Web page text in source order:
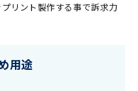
リント製作する事で訴求力
用途